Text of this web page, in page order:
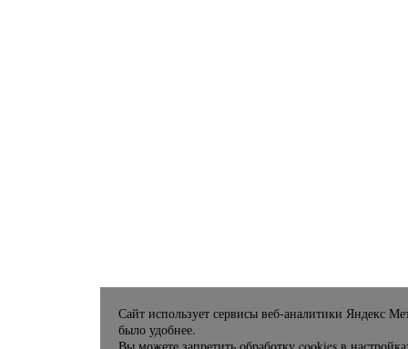
Сайт использует сервисы веб-аналитики Яндекс
было удобнее.